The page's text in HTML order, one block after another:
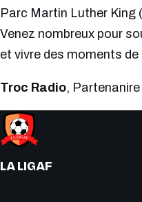
Parc Martin Luther King
Venez nombreux pour
et vivre des moments
Troc Radio,
LA LIGAF